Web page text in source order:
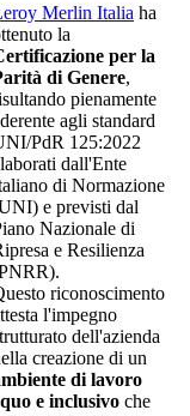
Merlin Italia ha
la
per la
di Genere,
pienamente
agli standard
PdR 125:2022
dall'Ente
di Normazione
e previsti dal
Nazionale di
e Resilienza
riconoscimento
l'impegno
dell'azienda
creazione di un
di lavoro
e inclusivo che